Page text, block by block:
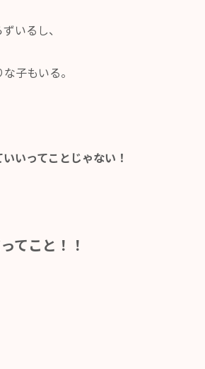
いるし、
子もいる。
いってことじゃない！
てこと！！